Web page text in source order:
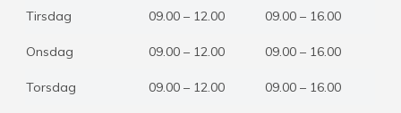
Tirsdag 09.00 – 12.00 09.00 – 16.00
Onsdag 09.00 – 12.00 09.00 – 16.00
Torsdag 09.00 – 12.00 09.00 – 16.00